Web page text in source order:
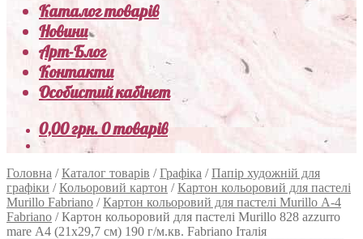
Каталог товарів
Новини
Арт-Блог
Контакти
Особистий кабінет
0,00грн.0 товарів
Головна /Каталог товарів /Графіка /Папір художній для
графіки /Кольоровий картон /Картон кольоровий для пастелі
Murillo Fabriano /Картон кольоровий для пастелі Murillo А-4
Fabriano /Картон кольоровий для пастелі Murillo 828 azzurro
mare А4 (21х29,7 см) 190 г/м.кв. Fabriano Італія